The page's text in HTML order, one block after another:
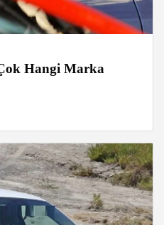
Hangi Marka